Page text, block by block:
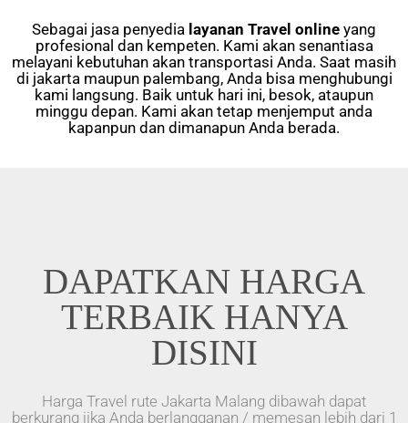
Sebagai jasa penyedia layanan Travel online yang
profesional dan kempeten. Kami akan senantiasa
melayani kebutuhan akan transportasi Anda. Saat masih
di jakarta maupun palembang, Anda bisa menghubungi
kami langsung. Baik untuk hari ini, besok, ataupun
minggu depan. Kami akan tetap menjemput anda
kapanpun dan dimanapun Anda berada.
DAPATKAN HARGA
TERBAIK HANYA
DISINI
Harga Travel rute Jakarta Malang dibawah dapat
berkurang jika Anda berlangganan / memesan lebih dari 1